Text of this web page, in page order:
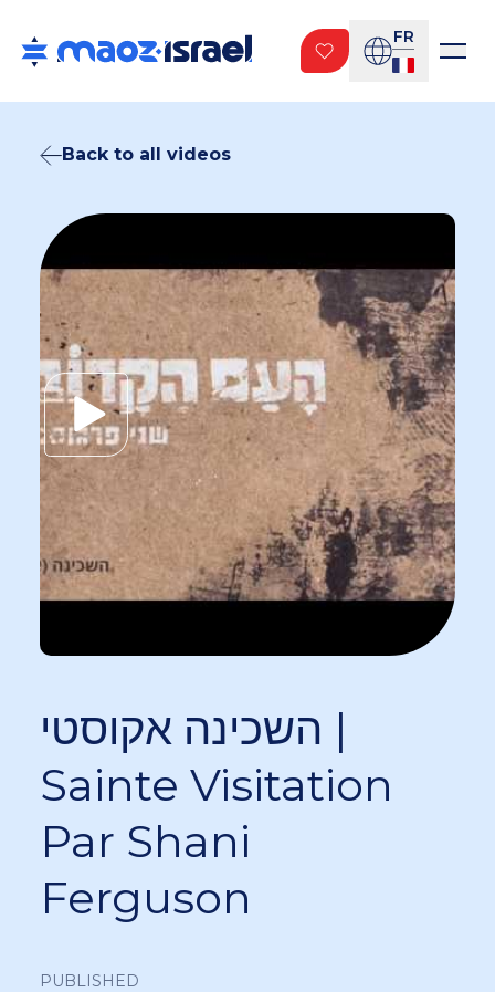
FR
Back to all videos
השכינה אקוסטי |
Sainte Visitation
Par Shani
Ferguson
PUBLISHED